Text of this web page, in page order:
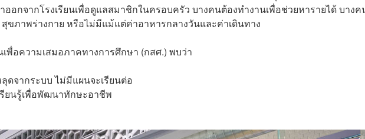
ออกจากโรงเรียนเพื่อดูแลสมาชิกในครอบครัว บางคนต้องทำงานเพื่อช่วยหารายได้ บางค
ภาพร่างกาย หรือไม่มีแม้แต่ค่าอาหารกลางวันและค่าเดินทาง
พื่อความเสมอภาคทางการศึกษา (กสศ.) พบว่า
ดจากระบบ ไม่มีแผนจะเรียนต่อ
รียนรู้เพื่อพัฒนาทักษะอาชีพ